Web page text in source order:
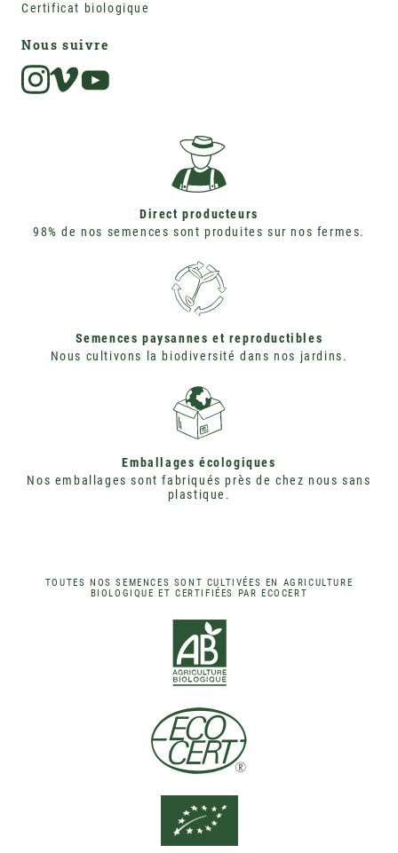
Certificat biologique
Nous suivre
Direct producteurs
98% de nos semences sont produites sur nos fermes.
Semences paysannes et reproductibles
Nous cultivons la biodiversité dans nos jardins.
Emballages écologiques
Nos emballages sont fabriqués près de chez nous sans
plastique.
TOUTES NOS SEMENCES SONT CULTIVÉES EN AGRICULTURE
BIOLOGIQUE ET CERTIFIÉES PAR ECOCERT